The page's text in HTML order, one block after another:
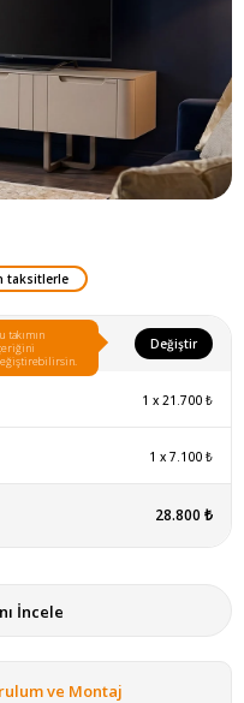
taksitlerle
Değiştir
takımın
1 x 21.700 ₺
1 x 7.100 ₺
28.800 ₺
İncele
ve Montaj